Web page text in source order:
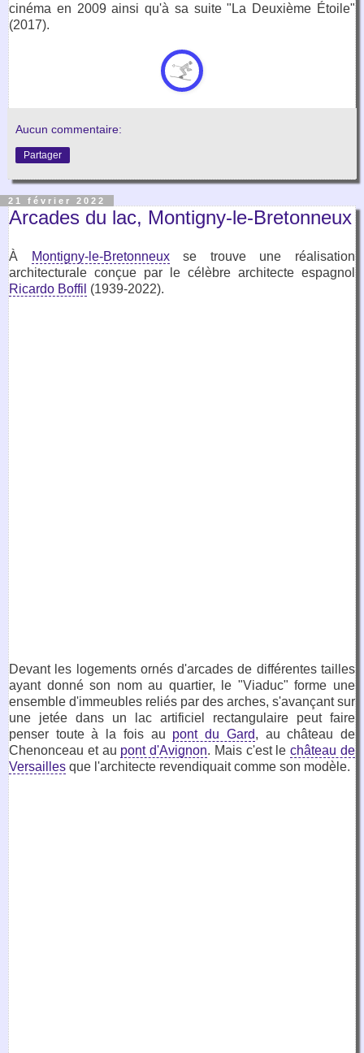
cinéma en 2009 ainsi qu'à sa suite "La Deuxième Étoile"
(2017).
Aucun commentaire:
Partager
21 février 2022
Arcades du lac, Montigny-le-Bretonneux
À Montigny-le-Bretonneuxse trouve une réalisation
architecturale conçue par le célèbre architecte espagnol
Ricardo Boffil (1939-2022).
Devant les logements ornés d'arcades de différentes tailles
ayant donné son nom au quartier, le "Viaduc" forme une
ensemble d'immeubles reliés par des arches, s'avançant sur
une jetée dans un lac artificiel rectangulaire peut faire
penser toute à la fois au pont du Gard, au château de
Chenonceau et au pont d'Avignon. Mais c'est lechâteau de
Versailles que l'architecte revendiquait comme son modèle.